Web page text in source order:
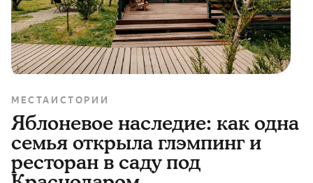
МЕСТА ИСТОРИИ
Яблоневое наследие: как одна
семья открыла глэмпинг и
ресторан в саду под